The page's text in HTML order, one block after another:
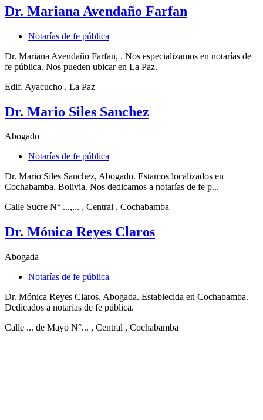
Dr. Mariana Avendaño Farfan
Notarías de fe pública
Dr. Mariana Avendaño Farfan, . Nos especializamos en notarías de
fe pública. Nos pueden ubicar en La Paz.
Edif. Ayacucho , La Paz
Dr. Mario Siles Sanchez
Abogado
Notarías de fe pública
Dr. Mario Siles Sanchez, Abogado. Estamos localizados en
Cochabamba, Bolivia. Nos dedicamos a notarías de fe p...
Calle Sucre N° ...,... , Central , Cochabamba
Dr. Mónica Reyes Claros
Abogada
Notarías de fe pública
Dr. Mónica Reyes Claros, Abogada. Establecida en Cochabamba.
Dedicados a notarías de fe pública.
Calle ... de Mayo N°... , Central , Cochabamba